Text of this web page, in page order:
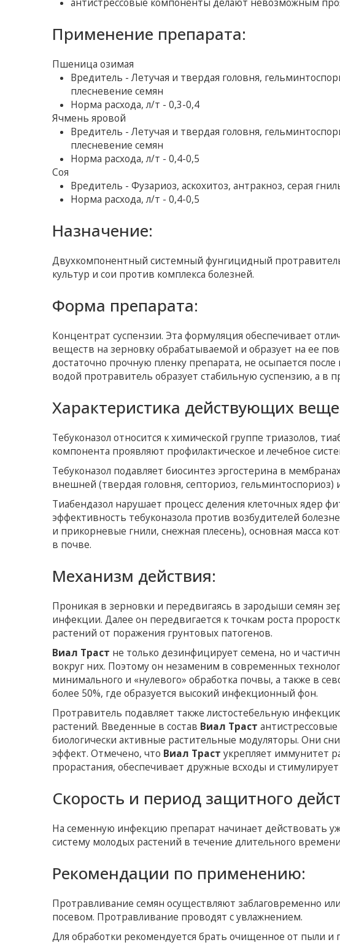
антистрессовые компоненты делают невозможным
Применение препарата:
Пшеница озимая
Вредитель - Летучая и твердая головня,
плесневение семян
Норма расхода, л/т - 0,3-0,4
Ячмень яровой
Вредитель - Летучая и твердая головня,
плесневение семян
Норма расхода, л/т - 0,4-0,5
Соя
Вредитель - Фузариоз, аскохитоз, антракноз, серая
Норма расхода, л/т - 0,4-0,5
Назначение:
Двухкомпонентный системный фунгицидный
культур и сои против комплекса болезней.
Форма препарата:
Концентрат суспензии. Эта формуляция обеспечивает
веществ на зерновку обрабатываемой и образует на ее
достаточно прочную пленку препарата, не осыпается
водой протравитель образует стабильную суспензию, а в
Характеристика действующих
Тебуконазол относится к химической группе триазолов,
компонента проявляют профилактическое и лечебное
Тебуконазол подавляет биосинтез эргостерина в
внешней (твердая головня, септориоз,
Тиабендазол нарушает процесс деления клеточных ядер
эффективность тебуконазола против возбудителей
и прикорневые гнили, снежная плесень), основная масса
в почве.
Механизм действия:
Проникая в зерновки и передвигаясь в зародыши семян
инфекции. Далее он передвигается к точкам роста
растений от поражения грунтовых патогенов.
Виал Траст не только дезинфицирует семена, но и
вокруг них. Поэтому он незаменим в современных
минимального и «нулевого» обработка почвы, а также в
более 50%, где образуется высокий инфекционный фон.
Протравитель подавляет также листостебельную
растений. Введенные в состав Виал Траст
биологически активные растительные модуляторы. Они
эффект. Отмечено, что Виал Траст укрепляет иммунитет
прорастания, обеспечивает дружные всходы и
Скорость и период защитного
На семенную инфекцию препарат начинает действовать
систему молодых растений в течение длительного
Рекомендации по применению:
Протравливание семян осуществляют заблаговременно
посевом. Протравливание проводят с увлажнением.
Для обработки рекомендуется брать очищенное от пыли и